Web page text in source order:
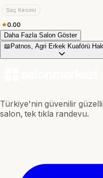
Saç Kesimi
0.00
Daha Fazla Salon Göster
📖 Patnos, Agri Erkek Kuaförü
Türkiye'nin güvenilir
salon, tek tıkla randevu.